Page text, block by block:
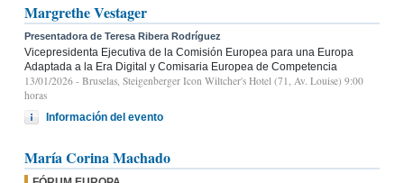
Margrethe Vestager
Presentadora de Teresa Ribera Rodríguez
Vicepresidenta Ejecutiva de la Comisión Europea para una Europa
Adaptada a la Era Digital y Comisaria Europea de Competencia
13/01/2026 - Bruselas, Steigenberger Icon Wiltcher's Hotel (71, Av. Louise) 9:00
horas
Información del evento
María Corina Machado